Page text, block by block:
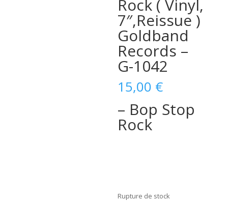
Rock ( Vinyl,
7″,Reissue )
Goldband
Records –
G-1042
15,00 €
– Bop Stop
Rock
Rupture de stock